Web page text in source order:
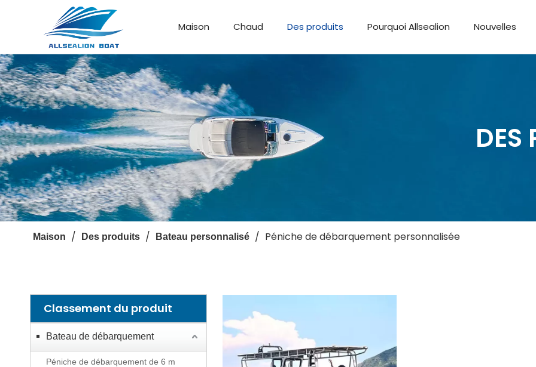
Maison Chaud Des produits Pourquoi Allsealion Nouvelles
DES
Maison / Des produits / Bateau personnalisé / Péniche de débarquement personnalisée
Classement du produit
Bateau de débarquement
Péniche de débarquement de 6 m